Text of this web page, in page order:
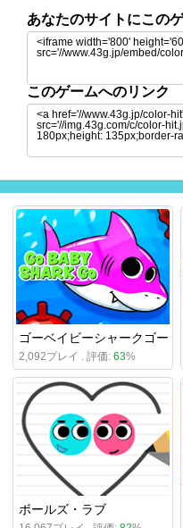
あなたのサイトにこの
このゲームへのリンク
ゴーベイビーシャークゴー
2,092プレイ . 評価: 63%
ボールズ・ラブ